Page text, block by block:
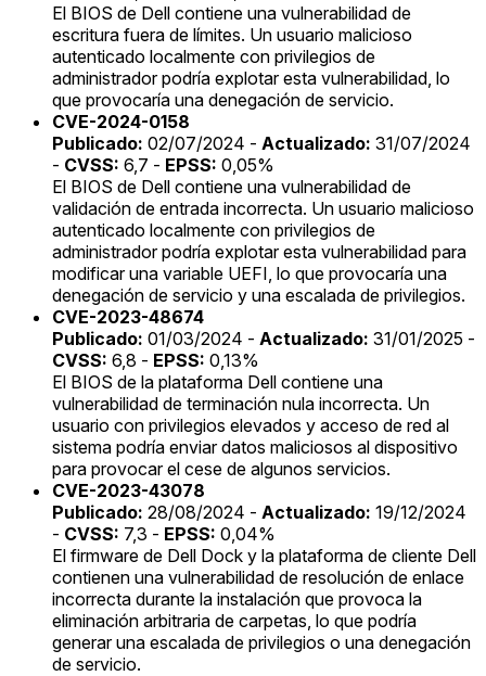
El BIOS de Dell contiene una vulnerabilidad de
escritura fuera de límites. Un usuario malicioso
autenticado localmente con privilegios de
administrador podría explotar esta vulnerabilidad, lo
que provocaría una denegación de servicio.
CVE-2024-0158
Publicado: 02/07/2024 - Actualizado: 31/07/2024
- CVSS: 6,7 - EPSS: 0,05%
El BIOS de Dell contiene una vulnerabilidad de
validación de entrada incorrecta. Un usuario malicioso
autenticado localmente con privilegios de
administrador podría explotar esta vulnerabilidad para
modificar una variable UEFI, lo que provocaría una
denegación de servicio y una escalada de privilegios.
CVE-2023-48674
Publicado: 01/03/2024 - Actualizado: 31/01/2025 -
CVSS: 6,8 - EPSS: 0,13%
El BIOS de la plataforma Dell contiene una
vulnerabilidad de terminación nula incorrecta. Un
usuario con privilegios elevados y acceso de red al
sistema podría enviar datos maliciosos al dispositivo
para provocar el cese de algunos servicios.
CVE-2023-43078
Publicado: 28/08/2024 - Actualizado: 19/12/2024
- CVSS: 7,3 - EPSS: 0,04%
El firmware de Dell Dock y la plataforma de cliente Dell
contienen una vulnerabilidad de resolución de enlace
incorrecta durante la instalación que provoca la
eliminación arbitraria de carpetas, lo que podría
generar una escalada de privilegios o una denegación
de servicio.